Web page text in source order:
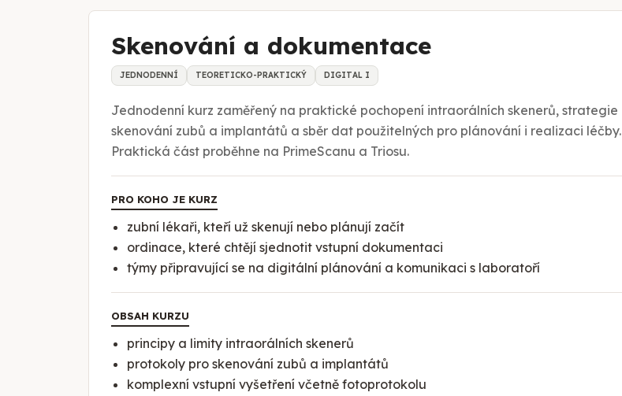
Skenování a dokumentace
JEDNODENNÍ TEORETICKO-PRAKTICKÝ DIGITAL I
Jednodenní kurz zaměřený na praktické pochopení intraorálních skenerů, strategie
skenování zubů a implantátů a sběr dat použitelných pro plánování i realizaci léčby.
Praktická část proběhne na PrimeScanu a Triosu.
PRO KOHO JE KURZ
zubní lékaři, kteří už skenují nebo plánují začít
ordinace, které chtějí sjednotit vstupní dokumentaci
týmy připravující se na digitální plánování a komunikaci s laboratoří
OBSAH KURZU
principy a limity intraorálních skenerů
protokoly pro skenování zubů a implantátů
komplexní vstupní vyšetření včetně fotoprotokolu